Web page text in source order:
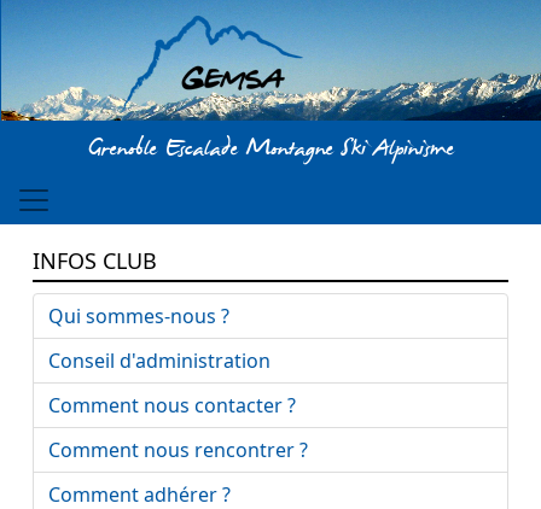
Aller au contenu principal
Grenoble Escalade Montagne Ski Alpinisme
INFOS CLUB
Qui sommes-nous ?
Conseil d'administration
Comment nous contacter ?
Comment nous rencontrer ?
Comment adhérer ?